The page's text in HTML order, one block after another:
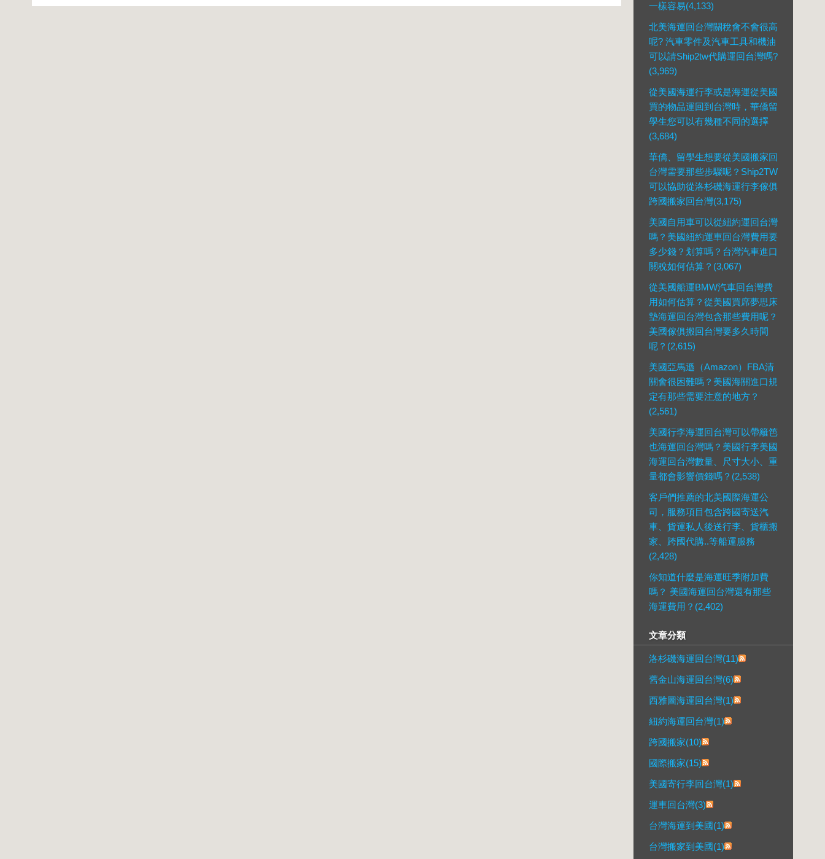
一樣容易(4,133)
北美海運回台灣關稅會不會很高
呢? 汽車零件及汽車工具和機油
可以請Ship2tw代購運回台灣嗎?
(3,969)
從美國海運行李或是海運從美國
買的物品運回到台灣時，華僑留
學生您可以有幾種不同的選擇
(3,684)
華僑、留學生想要從美國搬家回
台灣需要那些步驟呢？Ship2TW
可以協助從洛杉磯海運行李傢俱
跨國搬家回台灣(3,175)
美國自用車可以從紐約運回台灣
嗎？美國紐約運車回台灣費用要
多少錢？划算嗎？台灣汽車進口
關稅如何估算？(3,067)
從美國船運BMW汽車回台灣費
用如何估算？從美國買席夢思床
墊海運回台灣包含那些費用呢？
美國傢俱搬回台灣要多久時間
呢？(2,615)
美國亞馬遜（Amazon）FBA清
關會很困難嗎？美國海關進口規
定有那些需要注意的地方？
(2,561)
美國行李海運回台灣可以帶籬笆
也海運回台灣嗎？美國行李美國
海運回台灣數量、尺寸大小、重
量都會影響價錢嗎？(2,538)
客戶們推薦的北美國際海運公
司，服務項目包含跨國寄送汽
車、貨運私人後送行李、貨櫃搬
家、跨國代購..等船運服務
(2,428)
你知道什麼是海運旺季附加費
嗎？ 美國海運回台灣還有那些
海運費用？(2,402)
文章分類
洛杉磯海運回台灣(11)
舊金山海運回台灣(6)
西雅圖海運回台灣(1)
紐約海運回台灣(1)
跨國搬家(10)
國際搬家(15)
美國寄行李回台灣(1)
運車回台灣(3)
台灣海運到美國(1)
台灣搬家到美國(1)